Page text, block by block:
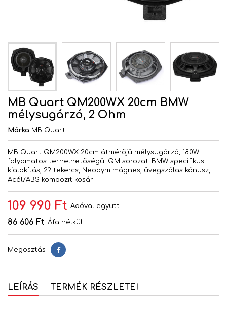
MB Quart QM200WX 20cm BMW
mélysugárzó, 2 Ohm
Márka MB Quart
MB Quart QM200WX 20cm átmérõjû mélysugárzó, 180W
folyamatos terhelhetõségû. QM sorozat: BMW specifikus
kialakítás, 2? tekercs, Neodym mágnes, üvegszálas kónusz,
Acél/ABS kompozit kosár.
109 990 Ft Adóval együtt
86 606 Ft Áfa nélkül
Megosztás Megosztás
LEÍRÁS TERMÉK RÉSZLETEI